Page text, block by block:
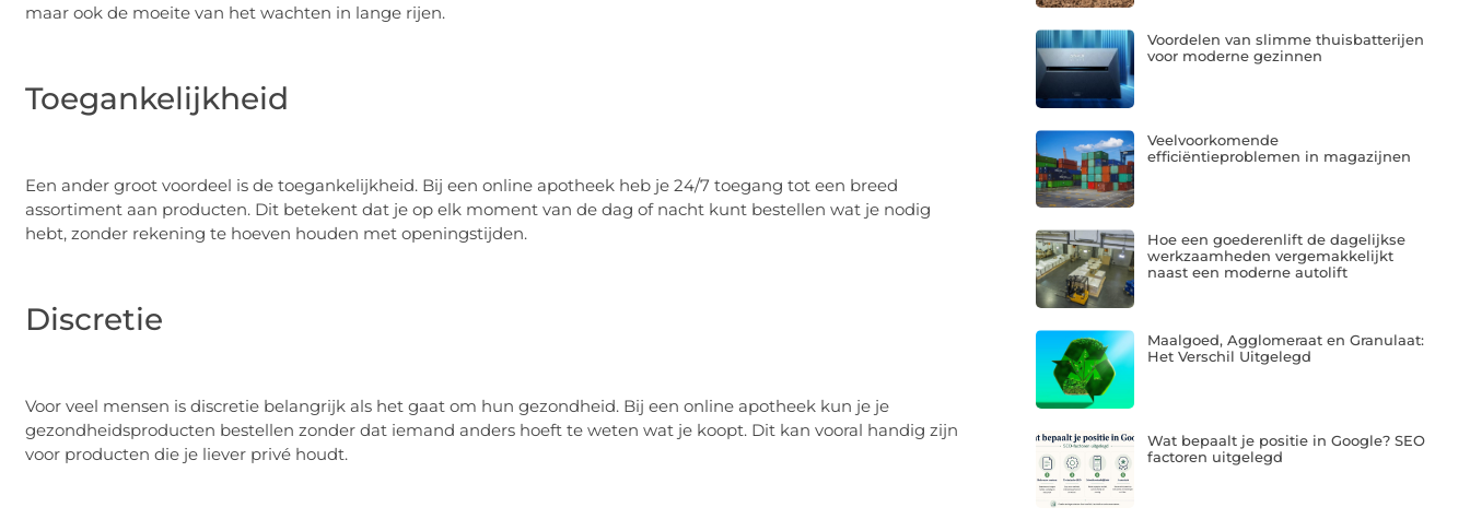
maar ook de moeite van het wachten in lange rijen.
Toegankelijkheid
Een ander groot voordeel is de toegankelijkheid. Bij een online apotheek heb je 24/7 toegang tot een breed
assortiment aan producten. Dit betekent dat je op elk moment van de dag of nacht kunt bestellen wat je nodig
hebt, zonder rekening te hoeven houden met openingstijden.
Discretie
Voor veel mensen is discretie belangrijk als het gaat om hun gezondheid. Bij een online apotheek kun je je
gezondheidsproducten bestellen zonder dat iemand anders hoeft te weten wat je koopt. Dit kan vooral handig zijn
voor producten die je liever privé houdt.
Voordelen van slimme thuisbatterijen
voor moderne gezinnen
Veelvoorkomende
efficiëntieproblemen in magazijnen
Hoe een goederenlift de dagelijkse
werkzaamheden vergemakkelijkt
naast een moderne autolift
Maalgoed, Agglomeraat en Granulaat:
Het Verschil Uitgelegd
Wat bepaalt je positie in Google? SEO
factoren uitgelegd